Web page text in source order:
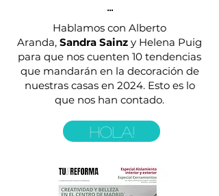
...
Hablamos con Alberto
Aranda, Sandra Sainz y Helena Puig
para que nos cuenten 10 tendencias
que mandarán en la decoración de
nuestras casas en 2024. Esto es lo
que nos han contado.
HOLA!